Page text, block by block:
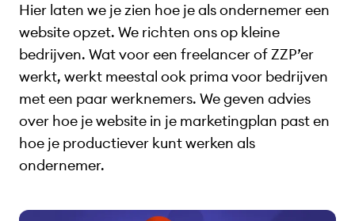
Hier laten we je zien hoe je als ondernemer een
website opzet. We richten ons op kleine
bedrijven. Wat voor een freelancer of ZZP’er
werkt, werkt meestal ook prima voor bedrijven
met een paar werknemers. We geven advies
over hoe je website in je marketingplan past en
hoe je productiever kunt werken als
ondernemer.